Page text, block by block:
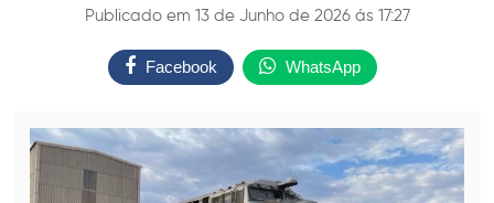
Publicado em 13 de Junho de 2026 ás 17:27
Facebook WhatsApp